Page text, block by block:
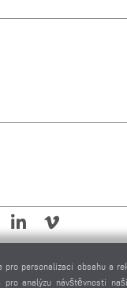
pro personalizaci obsahu a
analýzu návštěvnosti